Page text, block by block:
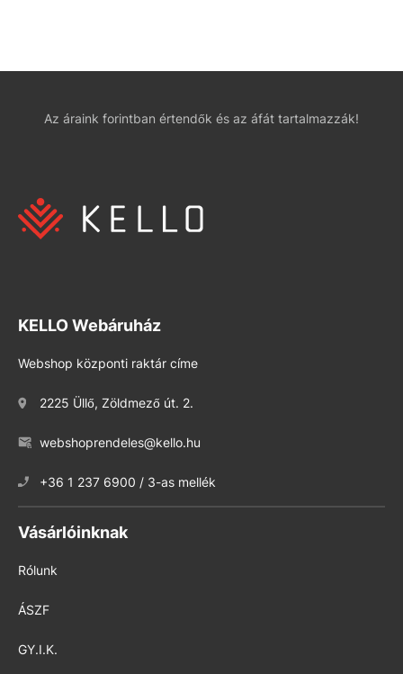
Az áraink forintban értendők és az áfát tartalmazzák!
KELLO Webáruház
Webshop központi raktár címe
2225 Üllő, Zöldmező út. 2.
webshoprendeles@kello.hu
+36 1 237 6900 / 3-as mellék
Vásárlóinknak
Rólunk
ÁSZF
GY.I.K.